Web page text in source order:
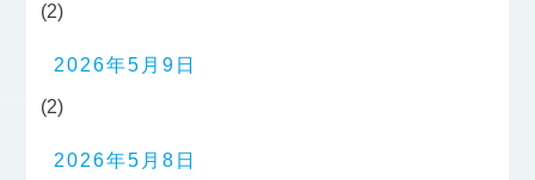
(2)
2026年5月9日
(2)
2026年5月8日